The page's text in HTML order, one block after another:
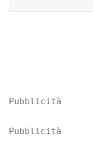
Pubblicità
Pubblicità